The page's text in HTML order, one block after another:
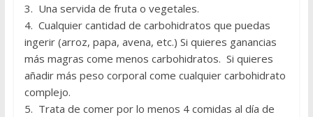
3. Una servida de fruta o vegetales.
4. Cualquier cantidad de carbohidratos que puedas
ingerir (arroz, papa, avena, etc.) Si quieres ganancias
más magras come menos carbohidratos. Si quieres
añadir más peso corporal come cualquier carbohidrato
complejo.
5. Trata de comer por lo menos 4 comidas al día de